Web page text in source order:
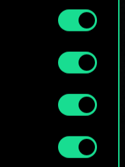
認ください。